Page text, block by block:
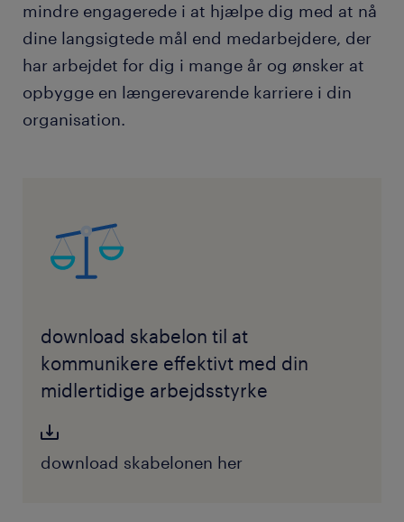
mindre engagerede i at hjælpe dig med at nå
dine langsigtede mål end medarbejdere, der
har arbejdet for dig i mange år og ønsker at
opbygge en længerevarende karriere i din
organisation.
download skabelon til at
kommunikere effektivt med din
midlertidige arbejdsstyrke
download skabelonen her